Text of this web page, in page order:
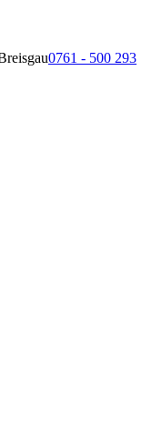
0761 - 500 293